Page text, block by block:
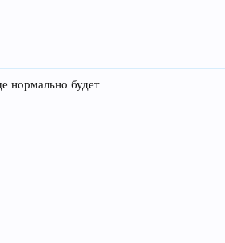
нормально будет